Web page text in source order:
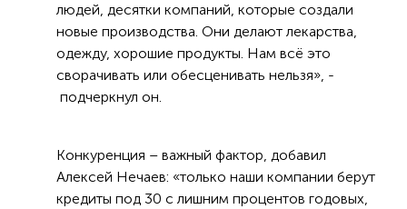
людей, десятки компаний, которые создали
новые производства. Они делают лекарства,
одежду, хорошие продукты. Нам всё это
сворачивать или обесценивать нельзя», -
подчеркнул он.
Конкуренция – важный фактор, добавил
Алексей Нечаев: «только наши компании берут
кредиты под 30 с лишним процентов годовых,